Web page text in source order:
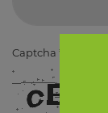
Captcha *